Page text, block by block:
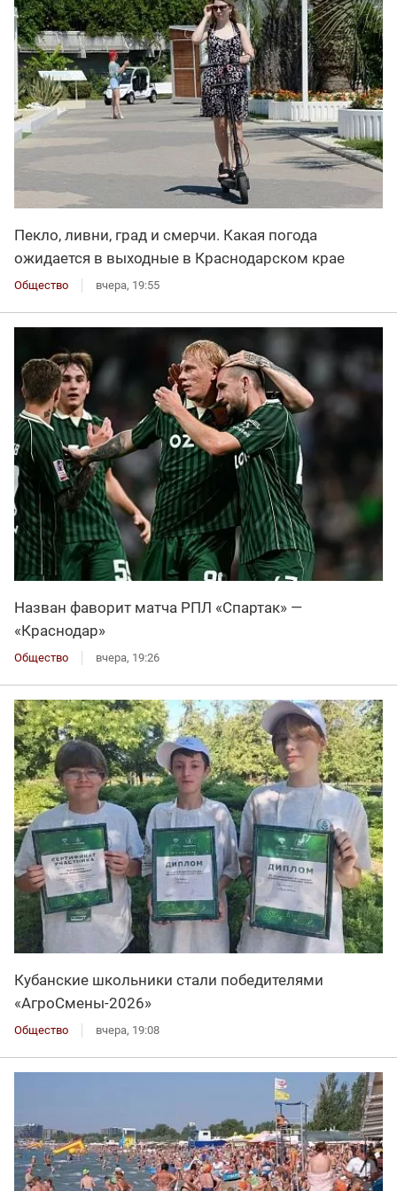
Пекло, ливни, град и смерчи. Какая погода
ожидается в выходные в Краснодарском крае
Общество вчера, 19:55
Назван фаворит матча РПЛ «Спартак» —
«Краснодар»
Общество вчера, 19:26
Кубанские школьники стали победителями
«АгроСмены-2026»
Общество вчера, 19:08